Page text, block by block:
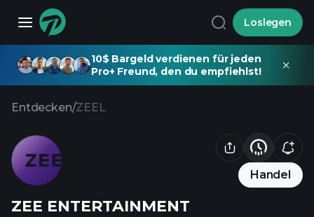
Loslegen
10$ Bargeld verdienen für jeden
Pro+ Freund, den du empfiehlst!
Entdecken/ZEEL
Handel
ZEE ENTERTAINMENT